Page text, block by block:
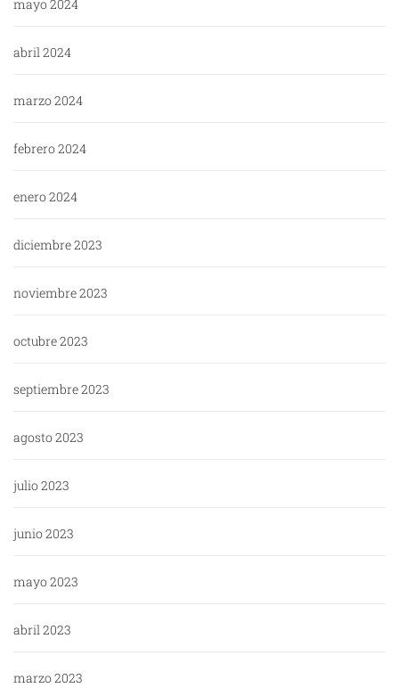
mayo 2024
abril 2024
marzo 2024
febrero 2024
enero 2024
diciembre 2023
noviembre 2023
octubre 2023
septiembre 2023
agosto 2023
julio 2023
junio 2023
mayo 2023
abril 2023
marzo 2023